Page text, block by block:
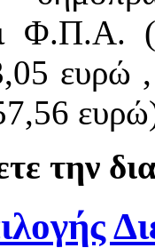
Φ.Π.Α.
ευρώ
την